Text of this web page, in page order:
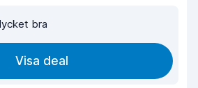
bra
Visa deal